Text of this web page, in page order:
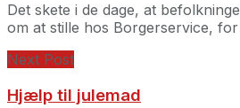
Det skete i de dage, at
om at stille hos Borgerservice, for
Next Post
Hjælp til julemad